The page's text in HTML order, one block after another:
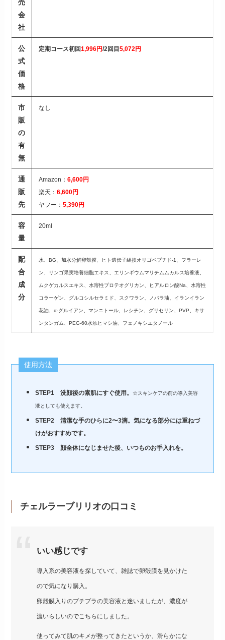
売
会
社
公
式
価
格
定期コース初回1,996円/2回目5,072円
市
販
の
有
無
なし
通
販
先
Amazon：6,600円
楽天：6,600円
ヤフー：5,390円
容
量
20ml
配
合
成
分
水、BG、加水分解卵殻膜、ヒト遺伝子組換オリゴペプチド-1、フラーレ
ン、リンゴ果実培養細胞エキス、エリンギウムマリチムムカルス培養液、
ムクゲカルスエキス、水溶性プロテオグリカン、ヒアルロン酸Na、水溶性
コラーゲン、グルコシルセラミド、スクワラン、ノバラ油、イランイラン
花油、α-グルイアン、マンニトール、レシチン、グリセリン、PVP、キサ
ンタンガム、PEG-60水添ヒマシ油、フェノキシエタノール
使用方法
STEP1 洗顔後の素肌にすぐ使用。 ☆スキンケアの前の導入美容
液としても使えます。
STEP2 清潔な手のひらに2〜3滴。気になる部分には重ねづ
けがおすすめです。
STEP3 顔全体になじませた後、いつものお手入れを。
チェルラーブリリオの口コミ
いい感じです
導入系の美容液を探していて、雑誌で卵殻膜を見かけた
ので気になり購入。
卵殻膜入りのプチプラの美容液と迷いましたが、濃度が
濃いらしいのでこちらにしました。
使ってみて肌のキメが整ってきたというか、滑らかにな